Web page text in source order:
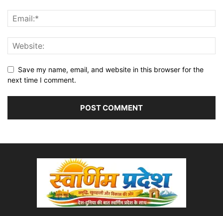
Save my name, email, and website in this browser for the
next time I comment.